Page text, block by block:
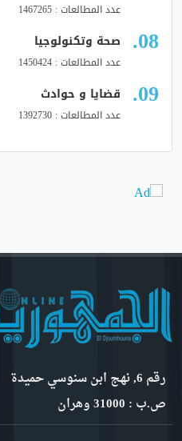
عدد المطالعات : 1467265
صحة وتكنولوجيا
عدد المطالعات : 1450424
قضايا و حوادث
عدد المطالعات : 1392730
رقم 6, نهج ابن سنوسي حميدة
ص.ب : 31000 وهران